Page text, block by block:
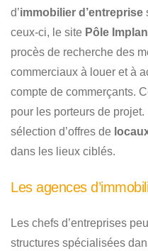
d’immobilier d’entreprise
ceux-ci, le site Pôle
procès de recherche des
commerciaux à louer et à
compte de commerçants.
pour les porteurs de
sélection d’offres de
dans les lieux ciblés.
Les agences
Les chefs d’entreprises
structures spécialisées